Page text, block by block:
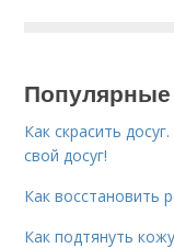
Как скрасить
свой досуг!
Как восстановить
Как подтянуть